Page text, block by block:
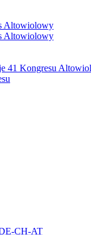
Altowiolowy
Altowiolowy
41 Kongresu